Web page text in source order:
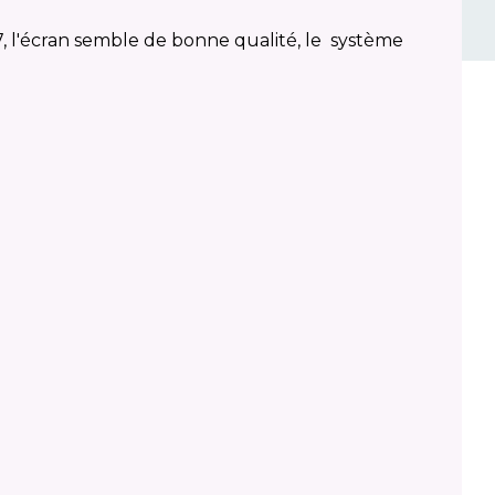
semble de bonne qualité, le système